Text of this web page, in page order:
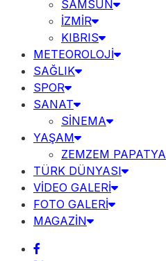
SAMSUN
İZMİR
KIBRIS
METEOROLOJİ
SAĞLIK
SPOR
SANAT
SİNEMA
YAŞAM
ZEMZEM PAPATYA
TÜRK DÜNYASI
VİDEO GALERİ
FOTO GALERİ
MAGAZİN